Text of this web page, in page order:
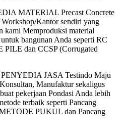
MATERIAL Precast Concrete
Kantor sendiri yang
kami Memproduksi material
bangunan Anda seperti RC
dan CCSP (Corrugated
PENYEDIA JASA Testindo Maju
Manufaktur sekaligus
pekerjaan Pondasi Anda lebih
terbaik seperti Pancang
PUKUL dan Pancang